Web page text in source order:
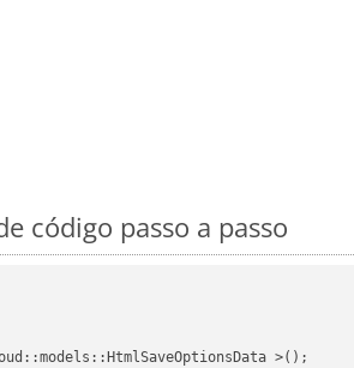
código passo a passo
>();